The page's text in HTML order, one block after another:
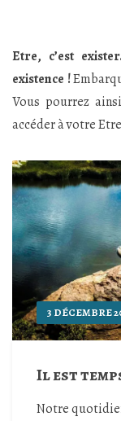
Etre, c’est
existence !
Vous pourrez
accéder à votre
3 DÉCEMBRE
Il est
Notre